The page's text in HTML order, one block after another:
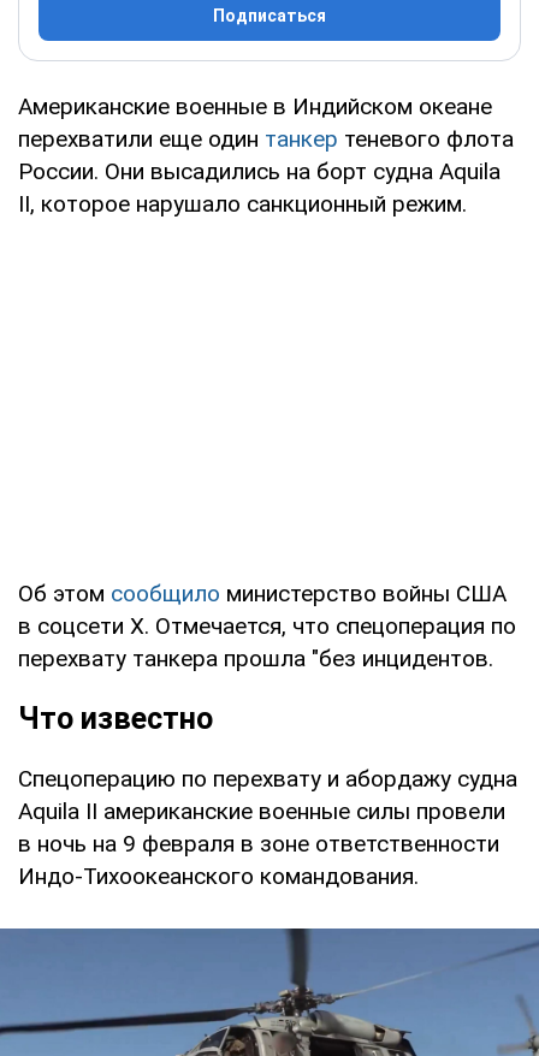
Подписаться
Американские военные в Индийском океане
перехватили еще один танкер теневого флота
России. Они высадились на борт судна Aquila
II, которое нарушало санкционный режим.
Об этом сообщило министерство войны США
в соцсети Х. Отмечается, что спецоперация по
перехвату танкера прошла "без инцидентов.
Что известно
Спецоперацию по перехвату и абордажу судна
Aquila II американские военные силы провели
в ночь на 9 февраля в зоне ответственности
Индо-Тихоокеанского командования.